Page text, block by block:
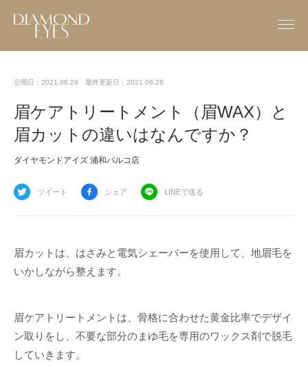
公開日：2021.06.28 最終更新日：2021.06.28
眉ケアトリートメント（眉WAX）と
眉カットの違いはなんですか？
ダイヤモンドアイズ 浦和パルコ店
ツイート シェア LINEで送る
眉カットは、はさみと電気シェーバーを使用して、地眉毛を
いかしながら整えます。
眉ケアトリートメントは、骨格に合わせた黄金比率でデザイ
ン取りをし、不要な部分のまゆ毛を専用のワックス剤で脱毛
していきます。